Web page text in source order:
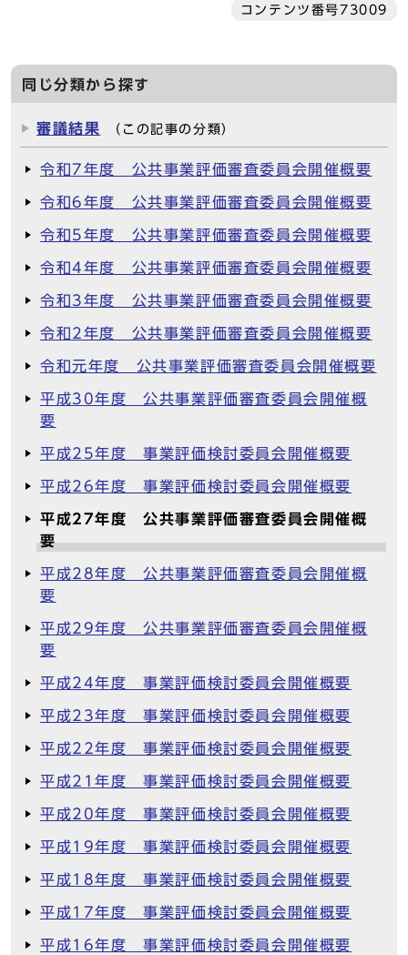
コンテンツ番号73009
同じ分類から探す
審議結果 （この記事の分類）
令和7年度 公共事業評価審査委員会開催概要
令和6年度 公共事業評価審査委員会開催概要
令和5年度 公共事業評価審査委員会開催概要
令和4年度 公共事業評価審査委員会開催概要
令和3年度 公共事業評価審査委員会開催概要
令和2年度 公共事業評価審査委員会開催概要
令和元年度 公共事業評価審査委員会開催概要
平成30年度 公共事業評価審査委員会開催概
要
平成25年度 事業評価検討委員会開催概要
平成26年度 事業評価検討委員会開催概要
平成27年度 公共事業評価審査委員会開催概
要
平成28年度 公共事業評価審査委員会開催概
要
平成29年度 公共事業評価審査委員会開催概
要
平成24年度 事業評価検討委員会開催概要
平成23年度 事業評価検討委員会開催概要
平成22年度 事業評価検討委員会開催概要
平成21年度 事業評価検討委員会開催概要
平成20年度 事業評価検討委員会開催概要
平成19年度 事業評価検討委員会開催概要
平成18年度 事業評価検討委員会開催概要
平成17年度 事業評価検討委員会開催概要
平成16年度 事業評価検討委員会開催概要